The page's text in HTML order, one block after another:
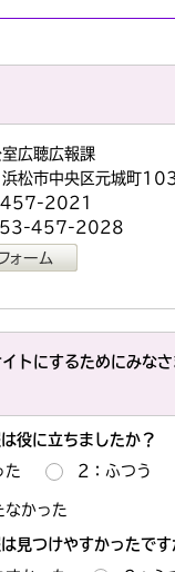
広聴広報課
市中央区元城町
457-2021
053-457-2028
トにするためにみな
役に立ちましたか？
た 2：ふつう
なかった
見つけやすかったです